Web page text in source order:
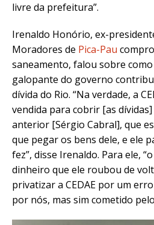
livre da prefeitura”.
Irenaldo Honório, ex-
Moradores de Pica-Pau
saneamento, falou sobre
galopante do governo
dívida do Rio. “Na verdade, a
vendida para cobrir [as
anterior [Sérgio Cabral], que
que pegar os bens dele, e ele
fez”, disse Irenaldo. Para ele,
dinheiro que ele roubou de
privatizar a CEDAE por um
por nós, mas sim cometido